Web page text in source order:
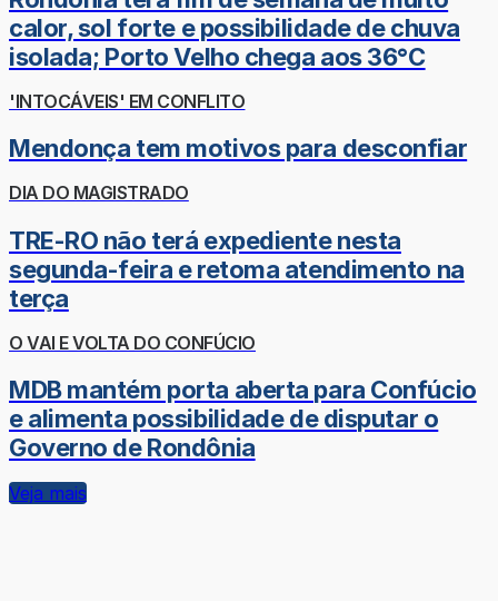
calor, sol forte e possibilidade de chuva
isolada; Porto Velho chega aos 36°C
'INTOCÁVEIS' EM CONFLITO
Mendonça tem motivos para desconfiar
DIA DO MAGISTRADO
TRE-RO não terá expediente nesta
segunda-feira e retoma atendimento na
terça
O VAI E VOLTA DO CONFÚCIO
MDB mantém porta aberta para Confúcio
e alimenta possibilidade de disputar o
Governo de Rondônia
Veja mais